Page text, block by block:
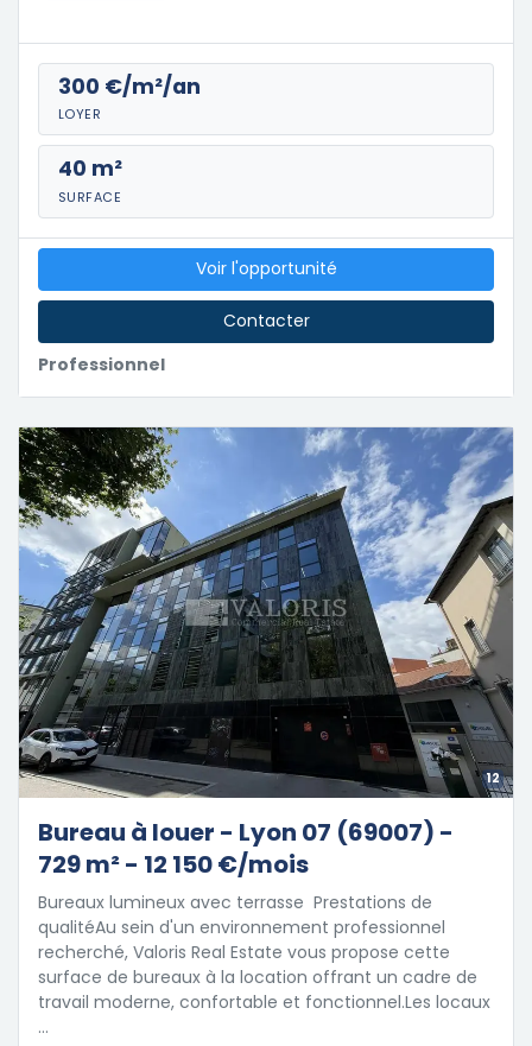
300 €/m²/an
LOYER
40 m²
SURFACE
Professionnel
Voir l'opportunité
Contacter
12
Bureau à louer - Lyon 07 (69007) -
729 m² - 12 150 €/mois
Bureaux lumineux avec terrasse  Prestations de
qualitéAu sein d'un environnement professionnel
recherché, Valoris Real Estate vous propose cette
surface de bureaux à la location offrant un cadre de
travail moderne, confortable et fonctionnel.Les locaux
…